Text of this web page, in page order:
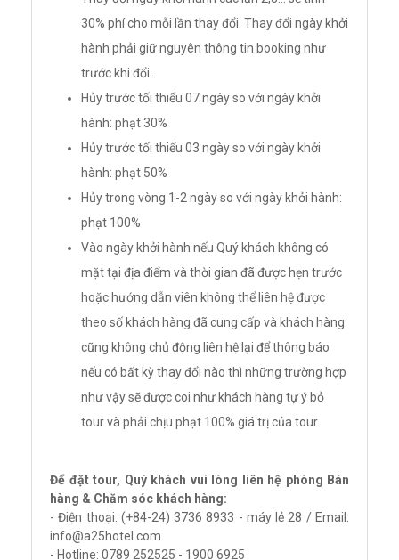
30% phí cho mỗi lần thay đổi. Thay đổi ngày khởi
hành phải giữ nguyên thông tin booking như
trước khi đổi.
Hủy trước tối thiểu 07 ngày so với ngày khởi
hành: phạt 30%
Hủy trước tối thiểu 03 ngày so với ngày khởi
hành: phạt 50%
Hủy trong vòng 1-2 ngày so với ngày khởi hành:
phạt 100%
Vào ngày khởi hành nếu Quý khách không có
mặt tại địa điểm và thời gian đã được hẹn trước
hoặc hướng dẫn viên không thể liên hệ được
theo số khách hàng đã cung cấp và khách hàng
cũng không chủ động liên hệ lại để thông báo
nếu có bất kỳ thay đổi nào thì những trường hợp
như vậy sẽ được coi như khách hàng tự ý bỏ
tour và phải chịu phạt 100% giá trị của tour.
Để đặt tour, Quý khách vui lòng liên hệ phòng Bán
hàng & Chăm sóc khách hàng:
- Điện thoại: (+84-24) 3736 8933 - máy lẻ 28 / Email:
info@a25hotel.com
- Hotline: 0789 252525 - 1900 6925